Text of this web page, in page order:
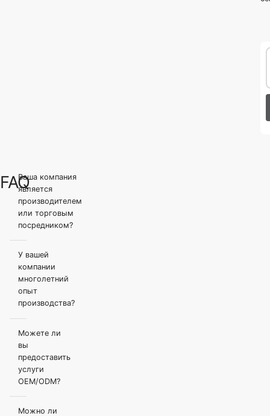
FAQВаша компания
является
производителем
или торговым
посредником?
У вашей
компании
многолетний
опыт
производства?
Можете ли
вы
предоставить
услуги
OEM/ODM?
Можно ли